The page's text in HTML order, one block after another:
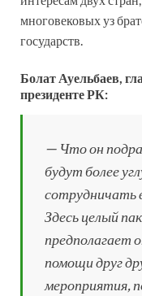
многовековых уз
государств.
Болат Ауельбаев,
президенте РК:
— Что он
будут более
сотрудничать
Здесь целый
предполагает
помощи друг
мероприятия,